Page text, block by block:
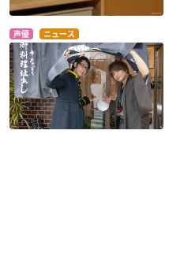
声優 ニュース